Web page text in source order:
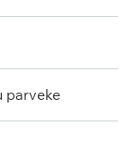
parveke